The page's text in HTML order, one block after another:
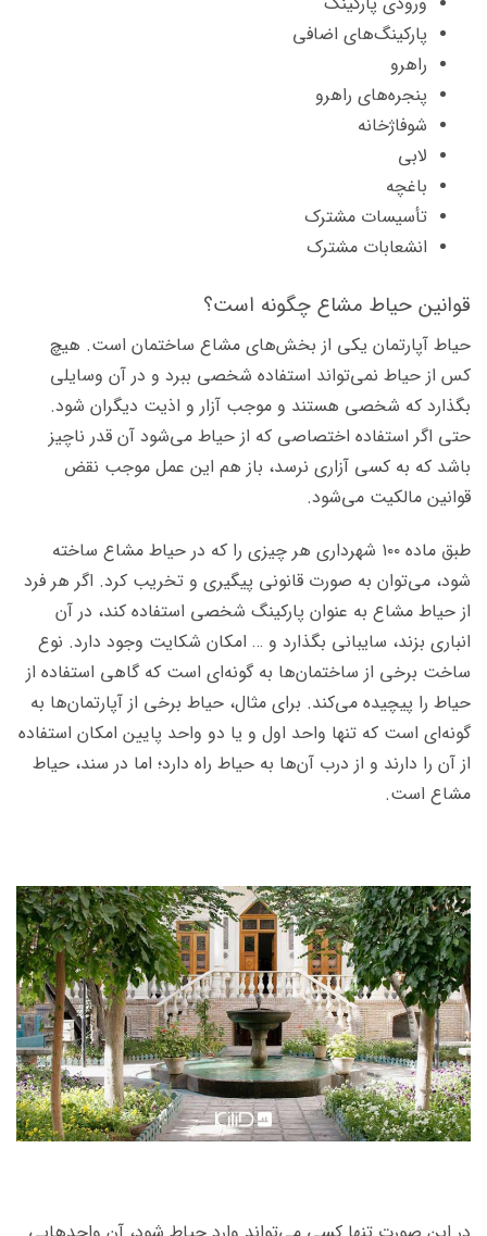
پارکینگ‌های اضافی
راهرو
پنجره‌های راهرو
شوفاژخانه
لابی
باغچه
تأسیسات مشترک
انشعابات مشترک
قوانین حیاط مشاع چگونه است؟
حیاط آپارتمان یکی از بخش‌های مشاع ساختمان است. هیچ
کس از حیاط نمی‌تواند استفاده شخصی ببرد و در آن وسایلی
بگذارد که شخصی هستند و موجب آزار و اذیت دیگران شود.
حتی اگر استفاده اختصاصی که از حیاط می‌شود آن قدر ناچیز
باشد که به کسی آزاری نرسد، باز هم این عمل موجب نقض
قوانین مالکیت می‌شود.
طبق ماده ۱۰۰ شهرداری هر چیزی را که در حیاط مشاع ساخته
شود، می‌توان به صورت قانونی پیگیری و تخریب کرد. اگر هر فرد
از حیاط مشاع به عنوان پارکینگ شخصی استفاده کند، در آن
انباری بزند، سایبانی بگذارد و … امکان شکایت وجود دارد. نوع
ساخت برخی از ساختمان‌ها به گونه‌ای است که گاهی استفاده از
حیاط را پیچیده می‌کند. برای مثال، حیاط برخی از آپارتمان‌ها به
گونه‌ای است که تنها واحد اول و یا دو واحد پایین امکان استفاده
از آن را دارند و از درب آن‌ها به حیاط راه دارد؛ اما در سند، حیاط
مشاع است.